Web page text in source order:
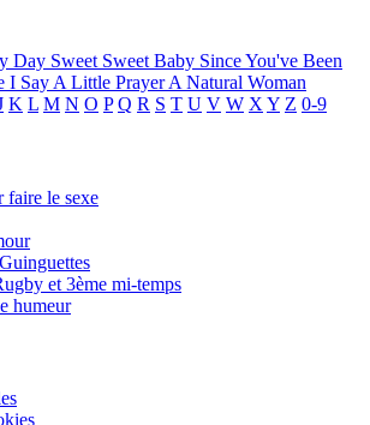
Day Sweet Sweet Baby Since You've Been
I Say A Little PrayerA Natural Woman
K L M N O P Q R S T U V W X Y Z 0-9
faire le sexe
et 3ème mi-temps
humeur